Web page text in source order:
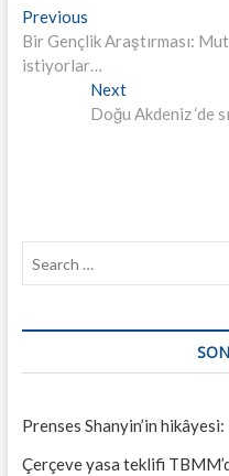
Yazı
gezinmesi
PreviousPrevious
post:
Bir Gençlik Araştırması:
istiyorlar…
NextNext
post:
Doğu Akdeniz ‘de
Prenses Shanyin’in
Çerçeve yasa teklifi